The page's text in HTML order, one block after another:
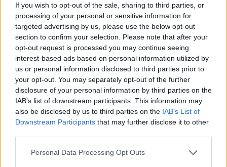
If you wish to opt-out of the sale, sharing to third parties, or
processing of your personal or sensitive information for
targeted advertising by us, please use the below opt-out
section to confirm your selection. Please note that after your
opt-out request is processed you may continue seeing
interest-based ads based on personal information utilized by
us or personal information disclosed to third parties prior to
your opt-out. You may separately opt-out of the further
disclosure of your personal information by third parties on the
IAB’s list of downstream participants. This information may
also be disclosed by us to third parties on the IAB’s List of
Downstream Participants that may further disclose it to other
Personal Data Processing Opt Outs
επιχειρηματίες και ερευνητές
NEWSROOM/ 12 Μαρ 2024